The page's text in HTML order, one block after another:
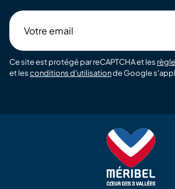
email
Ce site est protégé par reCAPTCHA et les
et lesconditions d'utilisationde Google